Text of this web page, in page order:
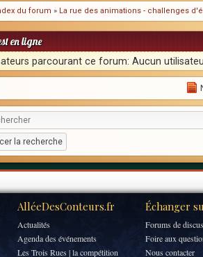
du forum » La rue des animations - challenges
en ligne
parcourant ce forum: Aucun
AlléeDesConteurs.fr Échanger
Actualités
Agenda des événements
Les Trois Rues | la compétition
Forums de
Foire aux
Nous contacter